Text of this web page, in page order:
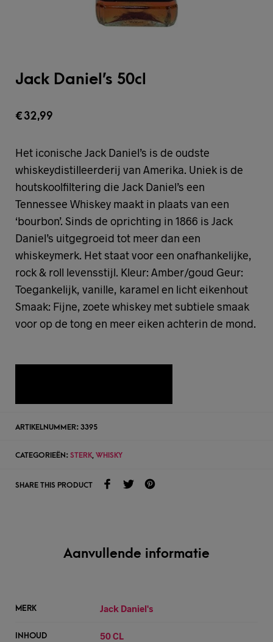
Jack Daniel’s 50cl
€32,99
Het iconische Jack Daniel’s is de oudste
whiskeydistilleerderij van Amerika. Uniek is de
houtskoolfiltering die Jack Daniel’s een
Tennessee Whiskey maakt in plaats van een
‘bourbon’. Sinds de oprichting in 1866 is Jack
Daniel’s uitgegroeid tot meer dan een
whiskeymerk. Het staat voor een onafhankelijke,
rock & roll levensstijl. Kleur: Amber/goud Geur:
Toegankelijk, vanille, karamel en licht eikenhout
Smaak: Fijne, zoete whiskey met subtiele smaak
voor op de tong en meer eiken achterin de mond.
ARTIKELNUMMER: 3395
CATEGORIEËN: STERK, WHISKY
SHARE THIS PRODUCT
Aanvullende informatie
MERK Jack Daniel's
INHOUD 50 CL